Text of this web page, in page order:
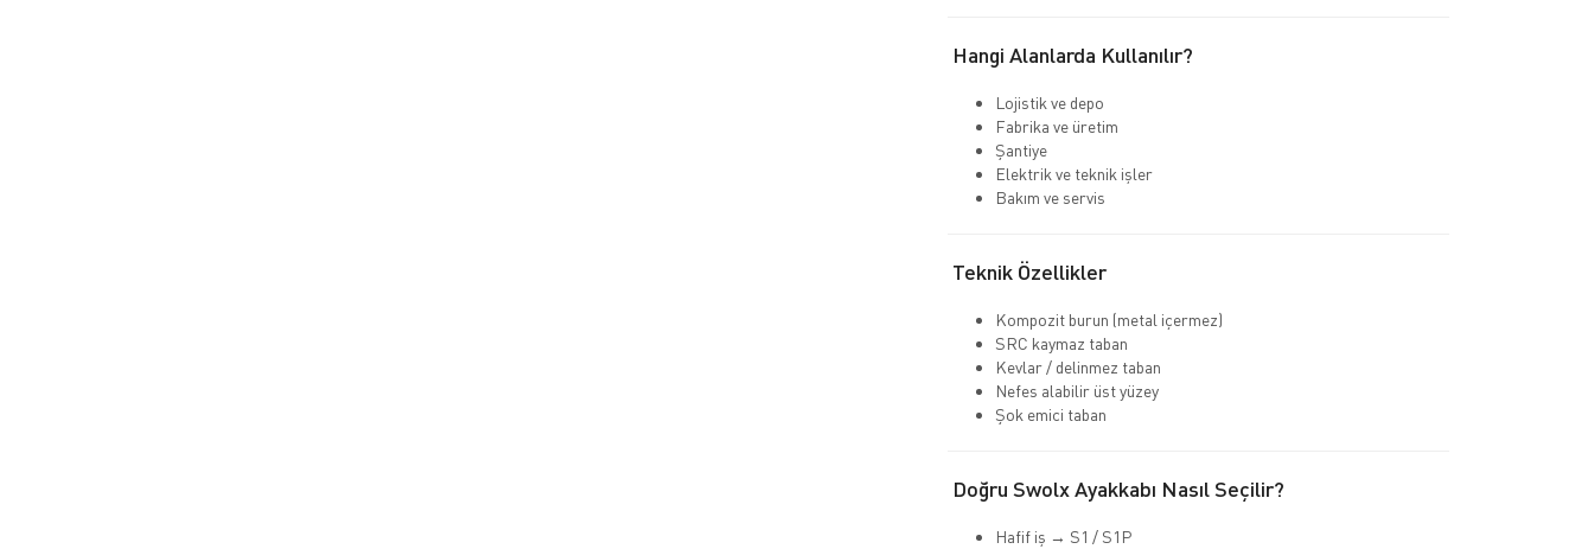
Hangi Alanlarda Kullanılır?
Lojistik ve depo
Fabrika ve üretim
Şantiye
Elektrik ve teknik işler
Bakım ve servis
Teknik Özellikler
Kompozit burun (metal içermez)
SRC kaymaz taban
Kevlar / delinmez taban
Nefes alabilir üst yüzey
Şok emici taban
Doğru Swolx Ayakkabı Nasıl Seçilir?
Hafif iş → S1 / S1P